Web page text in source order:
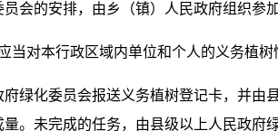
会的安排，由乡（镇）人民政府组织参加
当对本行政区域内单位和个人的义务植树
绿化委员会报送义务植树登记卡，并
。未完成的任务，由县级以上人民政府